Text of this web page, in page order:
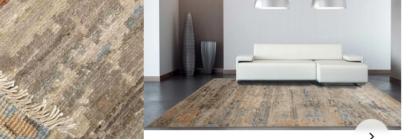
Levertijden:
Het artikel wordt gratis bij u thuis geleverd. Wij streven ernaar uw
bestelling binnen
4 werkdagen
bij u thuis te bezorgen.
Retourneren:
Het artikel wordt gratis bij u thuis geleverd. Mocht het niet passen en
u besluit het te retourneren, dan storten wij het aankoopbedrag zo
snel mogelijk terug, maar uiterlijkbinnen 14 dagen na herroeping